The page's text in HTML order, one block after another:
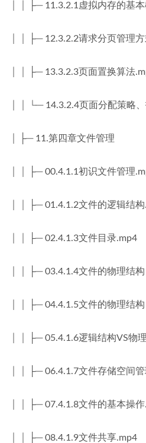
│ │ ├─ 11.3.2.1虚拟内存的基
│ │ ├─ 12.3.2.2请求分页管理
│ │ ├─ 13.3.2.3页面置换算法
│ │ └─ 14.3.2.4页面分配策略
│ ├─ 11.第四章文件管理
│ │ ├─ 00.4.1.1初识文件管理
│ │ ├─ 01.4.1.2文件的逻辑结
│ │ ├─ 02.4.1.3文件目录.mp4
│ │ ├─ 03.4.1.4文件的物理结
│ │ ├─ 04.4.1.5文件的物理结
│ │ ├─ 05.4.1.6逻辑结构VS物
│ │ ├─ 06.4.1.7文件存储空间
│ │ ├─ 07.4.1.8文件的基本操
│ │ ├─ 08.4.1.9文件共享.mp4